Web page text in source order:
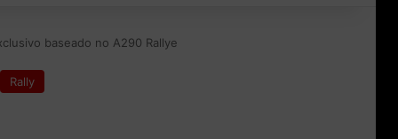
baseado no A290 Rallye
Rally